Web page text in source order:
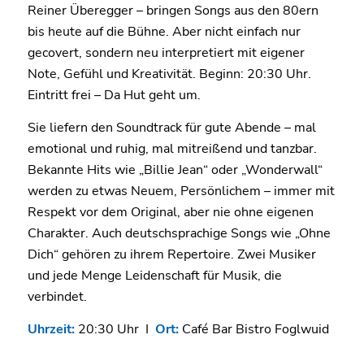
Reiner Überegger – bringen Songs aus den 80ern
bis heute auf die Bühne. Aber nicht einfach nur
gecovert, sondern neu interpretiert mit eigener
Note, Gefühl und Kreativität. Beginn: 20:30 Uhr.
Eintritt frei – Da Hut geht um.
Sie liefern den Soundtrack für gute Abende – mal
emotional und ruhig, mal mitreißend und tanzbar.
Bekannte Hits wie „Billie Jean“ oder „Wonderwall“
werden zu etwas Neuem, Persönlichem – immer mit
Respekt vor dem Original, aber nie ohne eigenen
Charakter. Auch deutschsprachige Songs wie „Ohne
Dich“ gehören zu ihrem Repertoire. Zwei Musiker
und jede Menge Leidenschaft für Musik, die
verbindet.
Uhrzeit: 20:30 Uhr I Ort:Café Bar Bistro Foglwuid